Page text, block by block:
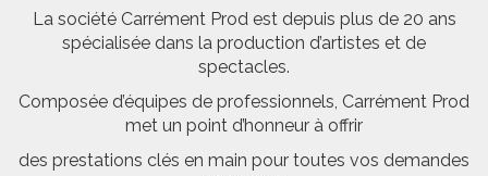
La société Carrément Prod est depuis plus de 20 ans
spécialisée dans la production d’artistes et de
spectacles.
Composée d’équipes de professionnels, Carrément Prod
met un point d’honneur à offrir
des prestations clés en main pour toutes vos demandes